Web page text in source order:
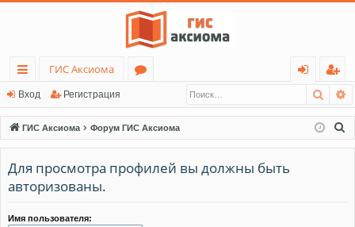
с
ы
лк
и
ГИС Аксиома
ру
м
ы
д
ег
ис
тр
Вход Регистрация
ГИС Аксиома Форум ГИС Аксиома
Для просмотра профилей вы должны быть
авторизованы.
Имя пользователя: